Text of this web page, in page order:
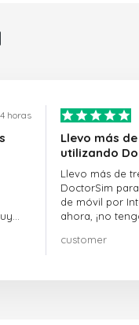
horas
Llevo más
utilizando
Llevo más de
DoctorSim
de móvil por
ahora, ¡no
customer